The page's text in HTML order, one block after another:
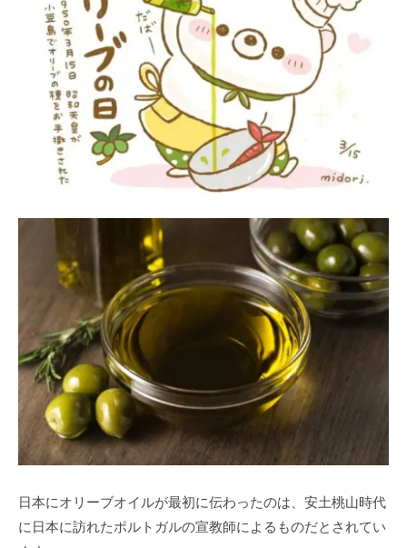
日本にオリーブオイルが最初に伝わったのは、安土桃山時代
に日本に訪れたポルトガルの宣教師によるものだとされてい